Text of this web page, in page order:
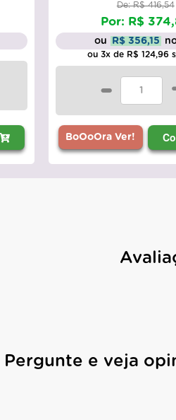
De: R$ 416,54
Por: R$
ou R$ 356,15
ou 3x de R$ 124,96
-
BoOoOra Ver!
Pergunte e veja